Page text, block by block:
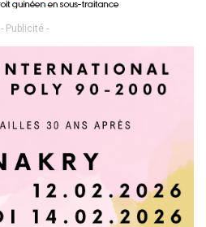
- Publicité -